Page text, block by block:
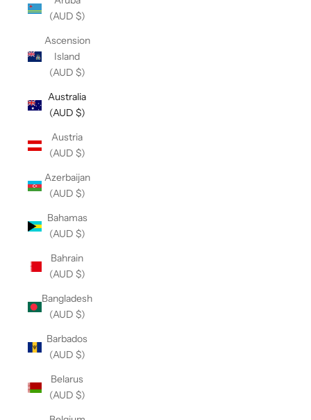
(AUD $)
Ascension
Island
(AUD $)
Australia
(AUD $)
Austria
(AUD $)
Azerbaijan
(AUD $)
Bahamas
(AUD $)
Bahrain
(AUD $)
Bangladesh
(AUD $)
Barbados
(AUD $)
Belarus
(AUD $)